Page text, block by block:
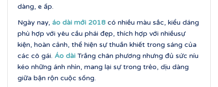
dàng, e ấp.
Ngày nay, áo dài mới 2018 có nhiều màu sắc, kiểu dáng
phù hợp với yêu cầu phái đẹp, thích hợp với nhiềusự
kiện, hoàn cảnh, thể hiện sự thuần khiết trong sáng của
các cô gái. Áo dài Trắng chân phương nhưng đủ sức níu
kéo những ánh nhìn, mang lại sự trong trẻo, dịu dàng
giữa bận rộn cuộc sống.